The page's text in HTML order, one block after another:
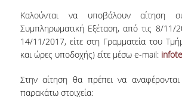
CURRICULUM
ERASMUS+
POSTGRADUATE STUDIES
M.SC. PROGRAMS
Καλούνται να υποβάλουν αίτηση
Συμπληρωματική Εξέταση, από τις 8/11/
14/11/2017, είτε στη Γραμματεία του
και ώρες υποδοχής) είτε μέσω e-mail:
Στην αίτηση θα πρέπει να
παρακάτω στοιχεία: